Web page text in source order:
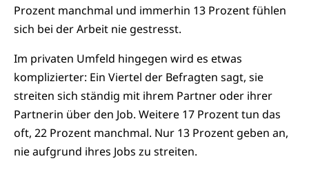
Prozent manchmal und immerhin 13 Prozent fühlen
sich bei der Arbeit nie gestresst.
Im privaten Umfeld hingegen wird es etwas
komplizierter: Ein Viertel der Befragten sagt, sie
streiten sich ständig mit ihrem Partner oder ihrer
Partnerin über den Job. Weitere 17 Prozent tun das
oft, 22 Prozent manchmal. Nur 13 Prozent geben an,
nie aufgrund ihres Jobs zu streiten.